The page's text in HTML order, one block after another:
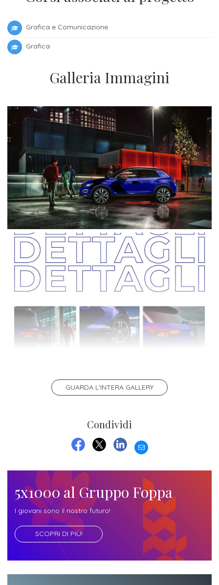
Iscriversi
Gli
step
studente
Sbocchi
professionali
Richiedi
Informazioni
Iscriviti
alla
Newsletter
5x1000 al Gruppo Foppa
I giovani sono il nostro futuro!
SCOPRI DI PIÙ!
Grafica e Comunicazione
Grafica
Galleria Immagini
GUARDA L'INTERA GALLERY
Condividi
LINKEDIN
EMAIL